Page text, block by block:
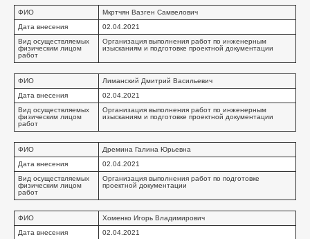
ФИО
Мкртчян Вазген Самвелович
Дата внесения
02.04.2021
Вид осуществляемых
физическим лицом
работ
Организация выполнения работ по инженерным
изысканиям и подготовке проектной документации
ФИО
Лиманский Дмитрий Васильевич
Дата внесения
02.04.2021
Вид осуществляемых
физическим лицом
работ
Организация выполнения работ по инженерным
изысканиям и подготовке проектной документации
ФИО
Дремина Галина Юрьевна
Дата внесения
02.04.2021
Вид осуществляемых
физическим лицом
работ
Организация выполнения работ по подготовке
проектной документации
ФИО
Хоменко Игорь Владимирович
Дата внесения
02.04.2021